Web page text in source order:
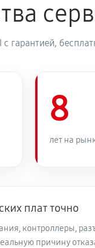
гарантией,
8
лет на
плат точно
контроллеры,
причину